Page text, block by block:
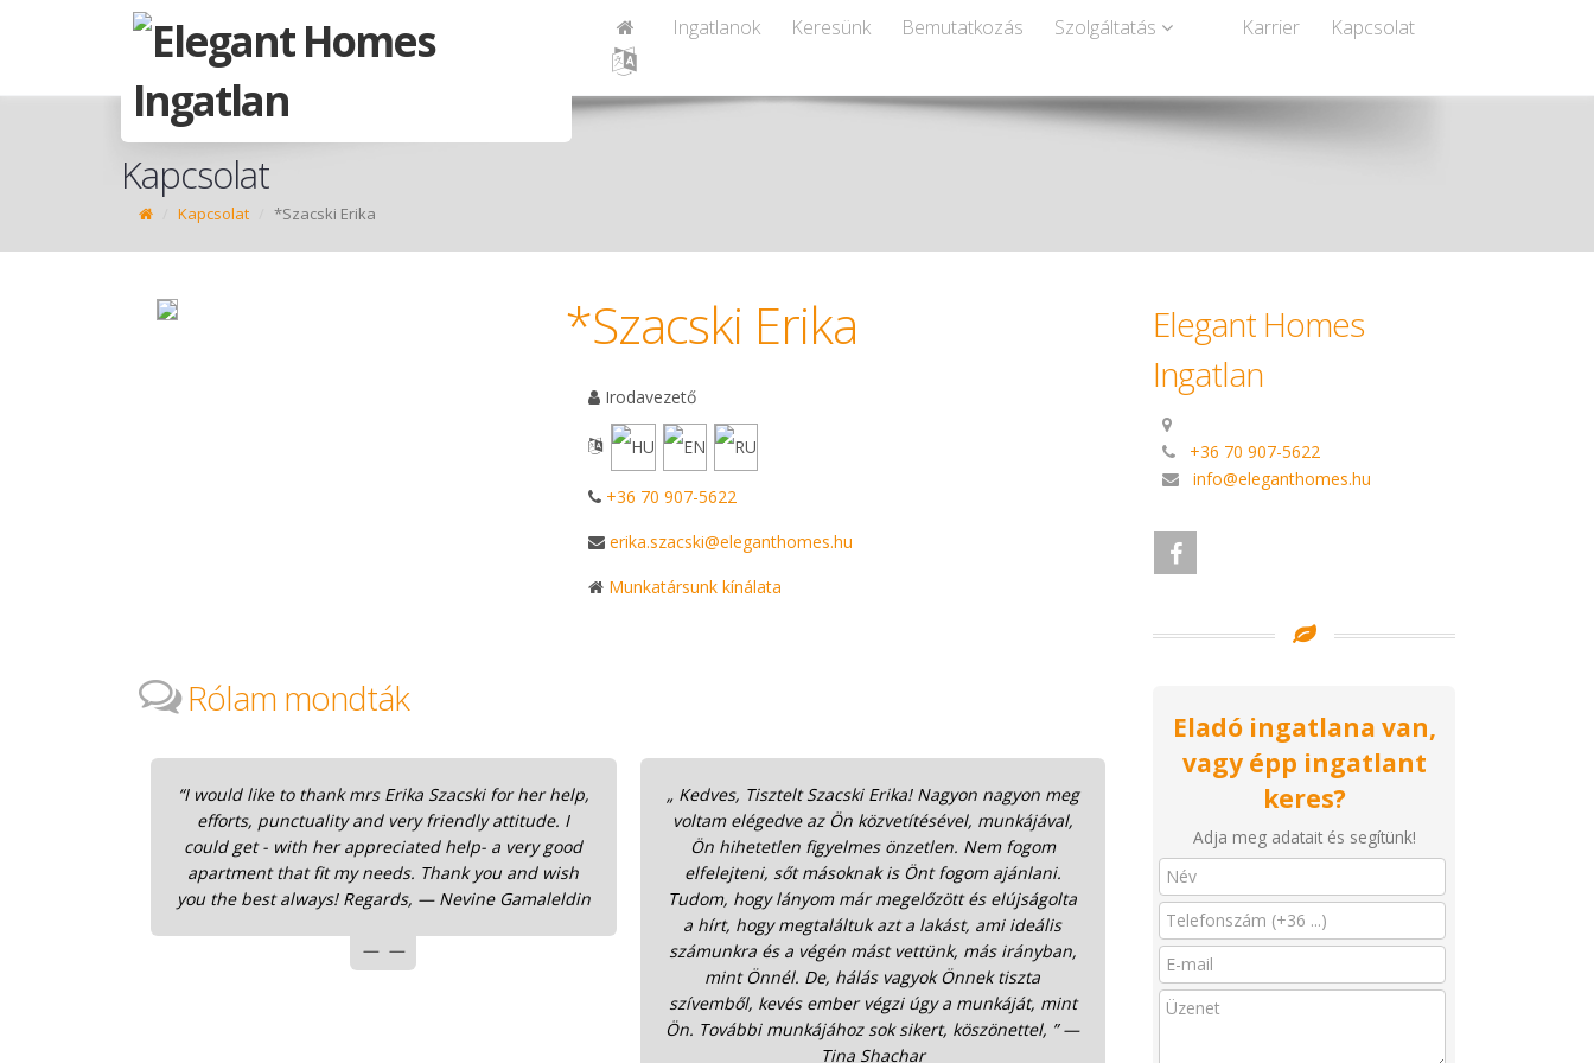
Ingatlanok Keresünk Bemutatkozás Szolgáltatás Karrier Kapcsolat
Kapcsolat
Kapcsolat *Szacski Erika
*Szacski Erika
Irodavezető
+36 70 907-5622
erika.szacski@eleganthomes.hu
Munkatársunk kínálata
Rólam mondták
“I would like to thank mrs Erika Szacski for her help,
efforts, punctuality and very friendly attitude. I
could get - with her appreciated help- a very good
apartment that fit my needs. Thank you and wish
you the best always! Regards, — Nevine Gamaleldin
„ Kedves, Tisztelt Szacski Erika! Nagyon nagyon meg
voltam elégedve az Ön közvetítésével, munkájával,
Ön hihetetlen figyelmes önzetlen. Nem fogom
elfelejteni, sőt másoknak is Önt fogom ajánlani.
Tudom, hogy lányom már megelőzött és elújságolta
a hírt, hogy megtaláltuk azt a lakást, ami ideális
számunkra és a végén mást vettünk, más irányban,
mint Önnél. De, hálás vagyok Önnek tiszta
szívemből, kevés ember végzi úgy a munkáját, mint
Ön. További munkájához sok sikert, köszönettel, ” —
Tina Shachar
Elegant Homes
Ingatlan
+36 70 907-5622
info@eleganthomes.hu
Eladó ingatlana van,
vagy épp ingatlant
keres?
Adja meg adatait és segítünk!